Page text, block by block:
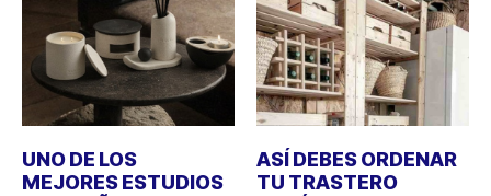
UNO DE LOS
MEJORES ESTUDIOS
ASÍ DEBES ORDENAR
TU TRASTERO